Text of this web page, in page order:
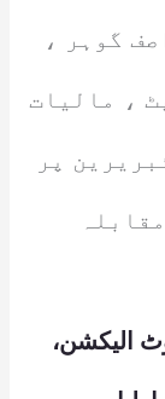
گوہر ،
، مالیات
پر
الیکشن،